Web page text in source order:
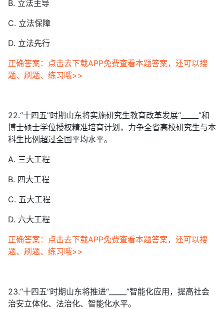
B. 立法主导
C. 立法保障
D. 立法先行
正确答案：点击去下载APP免费查看本题答案，还可以搜
题、刷题、练习哦>>
22.“十四五”时期山东将实施研究生教育改革发展“_____”和
博士硕士学位授权精准培育计划，力争全省高校研究生与本
科生比例超过全国平均水平。
A. 三大工程
B. 四大工程
C. 五大工程
D. 六大工程
正确答案：点击去下载APP免费查看本题答案，还可以搜
题、刷题、练习哦>>
23.“十四五”时期山东将推进“_____”智能化应用，提高社会
治安立体化、法治化、智能化水平。